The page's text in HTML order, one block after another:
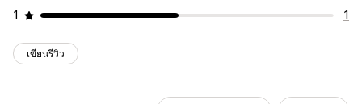
1
1
เขียนรีวิว